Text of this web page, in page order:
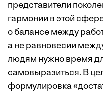
представители
гармонии в этой
о балансе между
а не равновесии
людям нужно время
самовыразиться. В
формулировка